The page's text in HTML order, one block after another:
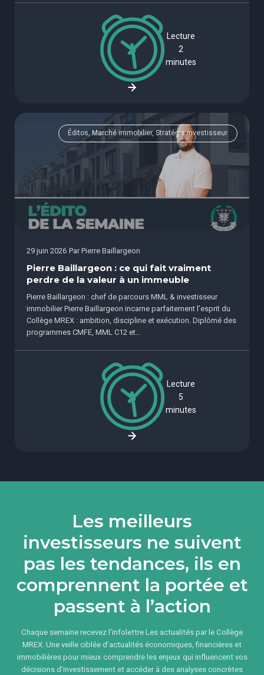
Lecture
2
minutes
Éditos, Marché immobilier, Stratégie investisseur
29 juin 2026 Par Pierre Baillargeon
Pierre Baillargeon : ce qui fait vraiment
perdre de la valeur à un immeuble
Pierre Baillargeon : chef de parcours MML & investisseur
immobilier Pierre Baillargeon incarne parfaitement l’esprit du
Collège MREX : ambition, discipline et exécution. Diplômé des
programmes CMFE, MML C12 et...
Lecture
5
minutes
Les meilleurs
investisseurs ne suivent
pas les tendances, ils en
comprennent la portée et
passent à l’action
Chaque semaine recevez l'infolettre Les actualités par le Collège
MREX. Une veille ciblée d’actualités économiques, financières et
immobilières pour mieux comprendre les enjeux qui influencent vos
décisions d’investissement et accéder à des analyses concrètes